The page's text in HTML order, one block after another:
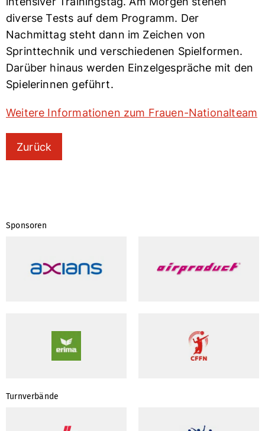
diverse Tests auf dem Programm. Der
Nachmittag steht dann im Zeichen von
Sprinttechnik und verschiedenen Spielformen.
Darüber hinaus werden Einzelgespräche mit den
Spielerinnen geführt.
Weitere Informationen zum Frauen-Nationalteam
Zurück
Sponsoren
Turnverbände